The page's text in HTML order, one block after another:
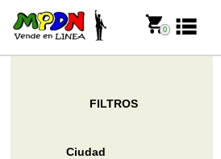
0
FILTROS
Ciudad